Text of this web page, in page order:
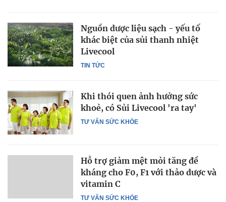
TIN TỨC
Nguồn dược liệu sạch - yếu tố
khác biệt của sủi thanh nhiệt
Livecool
TƯ VẤN SỨC KHỎE
Khi thói quen ảnh hưởng sức
khoẻ, có Sủi Livecool 'ra tay'
TƯ VẤN SỨC KHỎE
Hỗ trợ giảm mệt mỏi tăng đề
kháng cho F0, F1 với thảo dược và
vitamin C